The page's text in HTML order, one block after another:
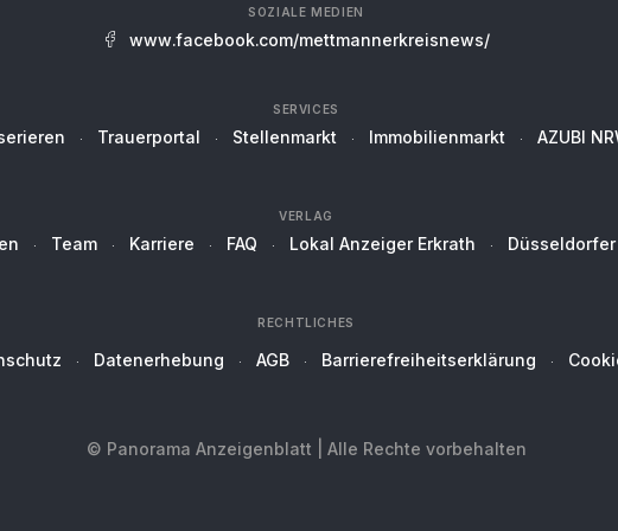
SOZIALE MEDIEN
www.facebook.com/mettmannerkreisnews/
SERVICES
Trauerportal Stellenmarkt Immobilienmarkt AZUBI
VERLAG
Team Karriere FAQ Lokal Anzeiger Erkrath
RECHTLICHES
Datenerhebung AGB Barrierefreiheitserklärung
© Panorama Anzeigenblatt | Alle Rechte vorbehalten